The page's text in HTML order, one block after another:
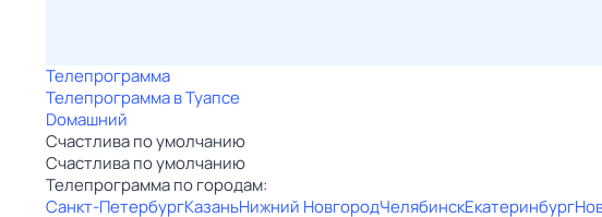
Телепрограмма
Телепрограмма в Туапсе
Dомашний
Счacтлива по умолчанию
Счacтлива по умолчанию
Телепрограмма по городам:
Санкт-ПетербургКазаньНижний НовгородЧелябинскЕкатеринбург